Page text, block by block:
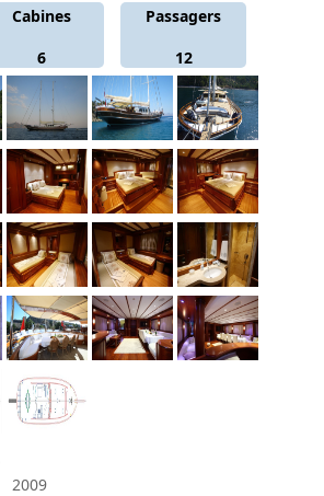
Cabines
6
Passagers
12
2009